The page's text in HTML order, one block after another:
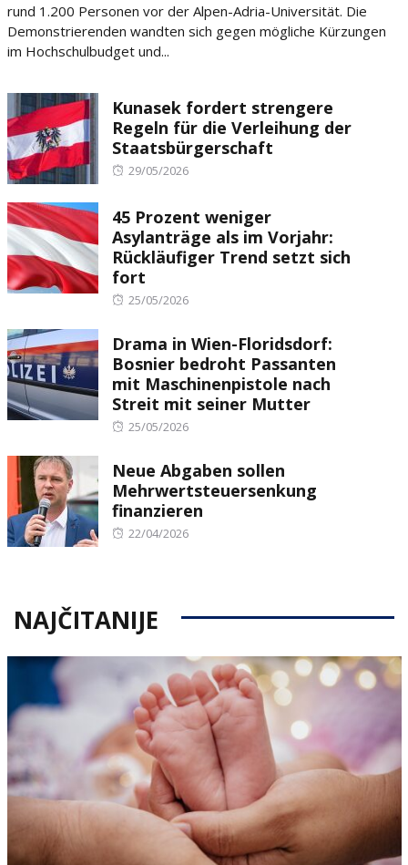
rund 1.200 Personen vor der Alpen-Adria-Universität. Die
Demonstrierenden wandten sich gegen mögliche Kürzungen
im Hochschulbudget und...
Kunasek fordert strengere
Regeln für die Verleihung der
Staatsbürgerschaft
Posted
29/05/2026
45 Prozent weniger
Asylanträge als im Vorjahr:
Rückläufiger Trend setzt sich
fort
Posted
25/05/2026
Drama in Wien-Floridsdorf:
Bosnier bedroht Passanten
mit Maschinenpistole nach
Streit mit seiner Mutter
Posted
25/05/2026
Neue Abgaben sollen
Mehrwertsteuersenkung
finanzieren
Posted
22/04/2026
NAJČITANIJE